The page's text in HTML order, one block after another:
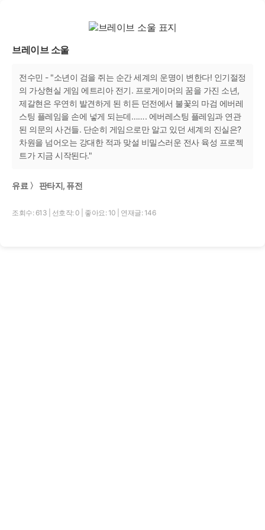
브레이브 소울
전수민 - "소년이 검을 쥐는 순간 세계의 운명이 변한다! 인기절정
의 가상현실 게임 에트리아 전기. 프로게이머의 꿈을 가진 소년,
제갈현은 우연히 발견하게 된 히든 던전에서 불꽃의 마검 에버레
스팅 플레임을 손에 넣게 되는데……. 에버레스팅 플레임과 연관
된 의문의 사건들. 단순히 게임으로만 알고 있던 세계의 진실은?
차원을 넘어오는 강대한 적과 맞설 비밀스러운 전사 육성 프로젝
트가 지금 시작된다."
유료 〉 판타지, 퓨전
조회수: 613 선호작: 0 좋아요: 10 연재글: 146